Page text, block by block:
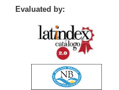
Evaluated by: